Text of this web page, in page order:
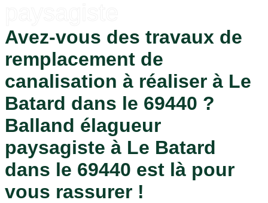
Avez-vous des travaux de
remplacement de
canalisation à réaliser à Le
Batard dans le 69440 ?
Balland élagueur
paysagiste à Le Batard
dans le 69440 est là pour
vous rassurer !